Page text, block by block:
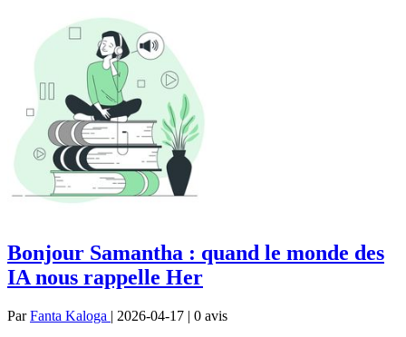
Bonjour Samantha : quand le monde des
IA nous rappelle Her
ParFanta Kaloga | 2026-04-17 | 0 avis